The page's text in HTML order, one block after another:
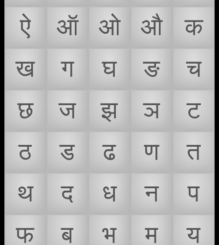
ऐ
ऑ ओ औ
क
ख
ग घ ङ
च
छ
ज झ ञ
ट
ठ
ड ढ ण
त
थ
द ध न
प
फ
ब भ म य